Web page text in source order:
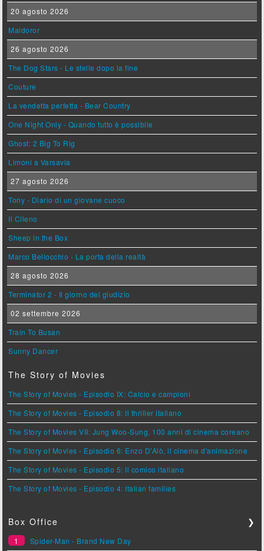
20 agosto 2026
Maldoror
26 agosto 2026
The Dog Stars - Le stelle dopo la fine
Couture
La vendetta perfetta - Bear Country
One Night Only - Quando tutto è possibile
Ghost: 2 Big To Rig
Limoni a Varsavia
27 agosto 2026
Tony - Diario di un giovane cuoco
Il Cileno
Sheep in the Box
Marco Bellocchio - La porta della realtà
28 agosto 2026
Terminator 2 - Il giorno del giudizio
02 settembre 2026
Train To Busan
Sunny Dancer
The Story of Movies
The Story of Movies - Episodio IX: Calcio e campioni
The Story of Movies - Episodio 8: Il thriller italiano
The Story of Movies VII: Jung Woo-Sung, 100 anni di cinema coreano
The Story of Movies - Episodio 6: Enzo D'Alò, il cinema d'animazione
The Story of Movies - Episodio 5: Il comico italiano
The Story of Movies - Episodio 4: Italian families
Box Office ❯
1
Spider-Man - Brand New Day